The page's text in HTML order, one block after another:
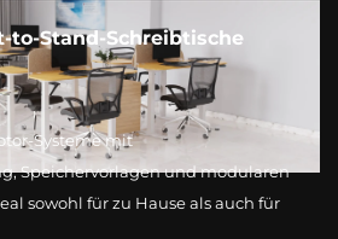
Systeme mit
Speichervorlagen und modularen
sowohl für zu Hause als auch für
to-Stand-Schreibtische